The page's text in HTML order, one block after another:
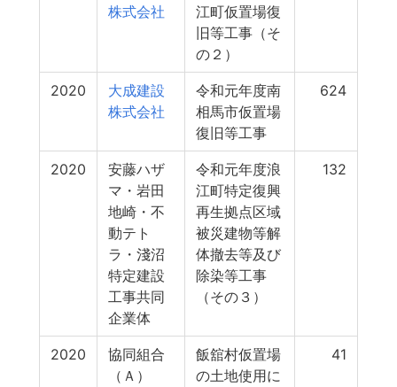
株式会社
江町仮置場復
旧等工事（そ
の２）
2020
大成建設
株式会社
令和元年度南
相馬市仮置場
復旧等工事
624
2020
安藤ハザ
マ・岩田
地崎・不
動テト
ラ・淺沼
特定建設
工事共同
企業体
令和元年度浪
江町特定復興
再生拠点区域
被災建物等解
体撤去等及び
除染等工事
（その３）
132
2020
協同組合
（Ａ）
飯舘村仮置場
の土地使用に
41